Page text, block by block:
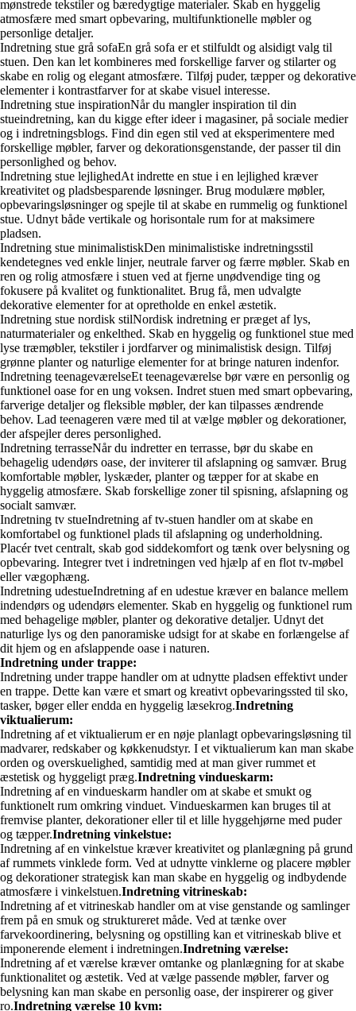
mønstrede tekstiler og bæredygtige materialer. Skab en hyggelig
atmosfære med smart opbevaring, multifunktionelle møbler og
personlige detaljer.
Indretning stue grå sofaEn grå sofa er et stilfuldt og alsidigt valg til
stuen. Den kan let kombineres med forskellige farver og stilarter og
skabe en rolig og elegant atmosfære. Tilføj puder, tæpper og dekorative
elementer i kontrastfarver for at skabe visuel interesse.
Indretning stue inspirationNår du mangler inspiration til din
stueindretning, kan du kigge efter ideer i magasiner, på sociale medier
og i indretningsblogs. Find din egen stil ved at eksperimentere med
forskellige møbler, farver og dekorationsgenstande, der passer til din
personlighed og behov.
Indretning stue lejlighedAt indrette en stue i en lejlighed kræver
kreativitet og pladsbesparende løsninger. Brug modulære møbler,
opbevaringsløsninger og spejle til at skabe en rummelig og funktionel
stue. Udnyt både vertikale og horisontale rum for at maksimere
pladsen.
Indretning stue minimalistiskDen minimalistiske indretningsstil
kendetegnes ved enkle linjer, neutrale farver og færre møbler. Skab en
ren og rolig atmosfære i stuen ved at fjerne unødvendige ting og
fokusere på kvalitet og funktionalitet. Brug få, men udvalgte
dekorative elementer for at opretholde en enkel æstetik.
Indretning stue nordisk stilNordisk indretning er præget af lys,
naturmaterialer og enkelthed. Skab en hyggelig og funktionel stue med
lyse træmøbler, tekstiler i jordfarver og minimalistisk design. Tilføj
grønne planter og naturlige elementer for at bringe naturen indenfor.
Indretning teenageværelseEt teenageværelse bør være en personlig og
funktionel oase for en ung voksen. Indret stuen med smart opbevaring,
farverige detaljer og fleksible møbler, der kan tilpasses ændrende
behov. Lad teenageren være med til at vælge møbler og dekorationer,
der afspejler deres personlighed.
Indretning terrasseNår du indretter en terrasse, bør du skabe en
behagelig udendørs oase, der inviterer til afslapning og samvær. Brug
komfortable møbler, lyskæder, planter og tæpper for at skabe en
hyggelig atmosfære. Skab forskellige zoner til spisning, afslapning og
socialt samvær.
Indretning tv stueIndretning af tv-stuen handler om at skabe en
komfortabel og funktionel plads til afslapning og underholdning.
Placér tvet centralt, skab god siddekomfort og tænk over belysning og
opbevaring. Integrer tvet i indretningen ved hjælp af en flot tv-møbel
eller vægophæng.
Indretning udestueIndretning af en udestue kræver en balance mellem
indendørs og udendørs elementer. Skab en hyggelig og funktionel rum
med behagelige møbler, planter og dekorative detaljer. Udnyt det
naturlige lys og den panoramiske udsigt for at skabe en forlængelse af
dit hjem og en afslappende oase i naturen.
Indretning under trappe:
Indretning under trappe handler om at udnytte pladsen effektivt under
en trappe. Dette kan være et smart og kreativt opbevaringssted til sko,
tasker, bøger eller endda en hyggelig læsekrog.Indretning
viktualierum:
Indretning af et viktualierum er en nøje planlagt opbevaringsløsning til
madvarer, redskaber og køkkenudstyr. I et viktualierum kan man skabe
orden og overskuelighed, samtidig med at man giver rummet et
æstetisk og hyggeligt præg.Indretning vindueskarm:
Indretning af en vindueskarm handler om at skabe et smukt og
funktionelt rum omkring vinduet. Vindueskarmen kan bruges til at
fremvise planter, dekorationer eller til et lille hyggehjørne med puder
og tæpper.Indretning vinkelstue:
Indretning af en vinkelstue kræver kreativitet og planlægning på grund
af rummets vinklede form. Ved at udnytte vinklerne og placere møbler
og dekorationer strategisk kan man skabe en hyggelig og indbydende
atmosfære i vinkelstuen.Indretning vitrineskab:
Indretning af et vitrineskab handler om at vise genstande og samlinger
frem på en smuk og struktureret måde. Ved at tænke over
farvekoordinering, belysning og opstilling kan et vitrineskab blive et
imponerende element i indretningen.Indretning værelse:
Indretning af et værelse kræver omtanke og planlægning for at skabe
funktionalitet og æstetik. Ved at vælge passende møbler, farver og
belysning kan man skabe en personlig oase, der inspirerer og giver
ro.Indretning værelse 10 kvm: